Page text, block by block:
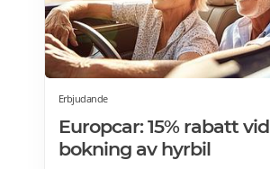
Erbjudande
Europcar: 15% rabatt vid
bokning av hyrbil